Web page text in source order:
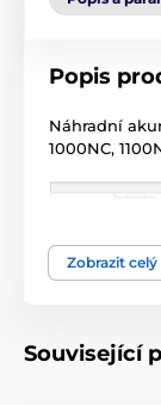
Popis
Náhradní
1000NC,
Zobrazit
Související